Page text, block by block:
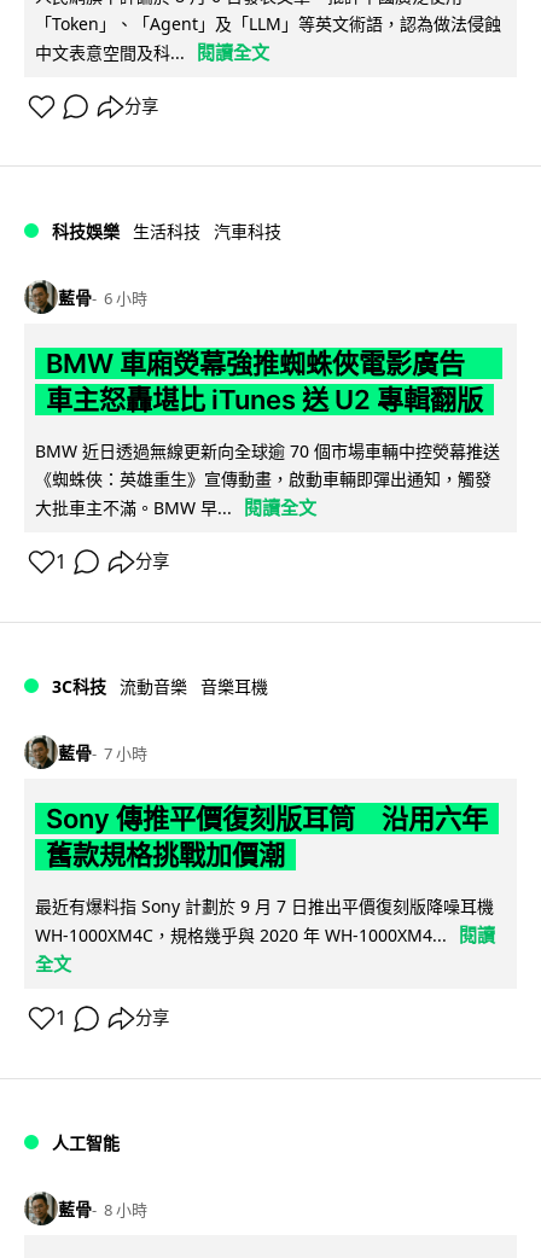
「Token」、「Agent」及「LLM」等英文術語，認為做法侵蝕
中文表意空間及科...
閱讀全文
分享
科技娛樂 生活科技 汽車科技
藍骨 6 小時
BMW 車廂熒幕強推蜘蛛俠電影廣告
車主怒轟堪比 iTunes 送 U2 專輯翻版
BMW 近日透過無線更新向全球逾 70 個市場車輛中控熒幕推送
《蜘蛛俠：英雄重生》宣傳動畫，啟動車輛即彈出通知，觸發
大批車主不滿。BMW 早...
閱讀全文
1 分享
3C科技 流動音樂 音樂耳機
藍骨 7 小時
Sony 傳推平價復刻版耳筒 沿用六年
舊款規格挑戰加價潮
最近有爆料指 Sony 計劃於 9 月 7 日推出平價復刻版降噪耳機
WH-1000XM4C，規格幾乎與 2020 年 WH-1000XM4...
閱讀
全文
1 分享
人工智能
藍骨 8 小時